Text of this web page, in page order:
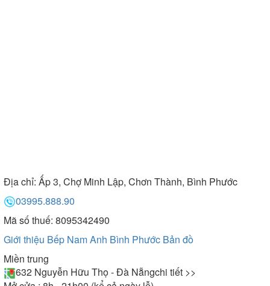
Địa chỉ: Ấp 3, Chợ Minh Lập, Chơn Thành, Bình Phước
03995.888.90
Mã số thuế: 8095342490
Giới thiệu Bếp Nam Anh Bình Phước Bản đồ
Miền trung
632 Nguyễn Hữu Thọ - Đà Nẵngchi tiết >>